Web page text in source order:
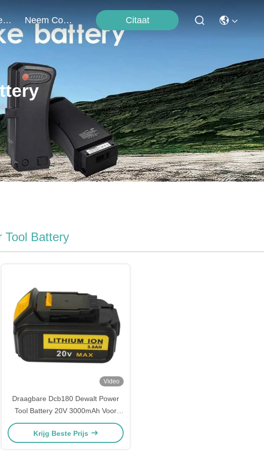
Evenementen Neem Contact Met Ons Op Citaat
Tool Battery
Video
Draagbare Dcb180 Dewalt Power
Tool Battery 20V 3000mAh Voor
draadloze boor
Krijg Beste Prijs